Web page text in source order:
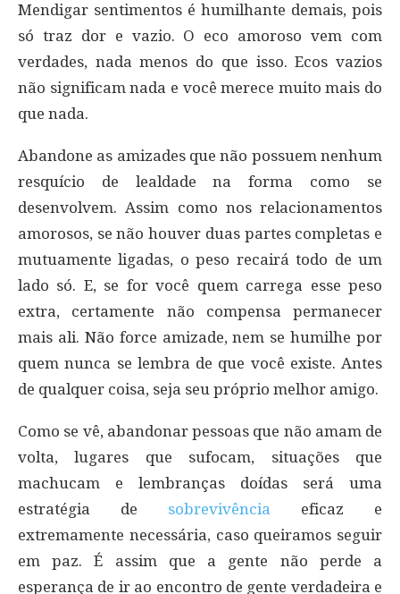
Mendigar sentimentos é humilhante demais, pois
só traz dor e vazio. O eco amoroso vem com
verdades, nada menos do que isso. Ecos vazios
não significam nada e você merece muito mais do
que nada.
Abandone as amizades que não possuem nenhum
resquício de lealdade na forma como se
desenvolvem. Assim como nos relacionamentos
amorosos, se não houver duas partes completas e
mutuamente ligadas, o peso recairá todo de um
lado só. E, se for você quem carrega esse peso
extra, certamente não compensa permanecer
mais ali. Não force amizade, nem se humilhe por
quem nunca se lembra de que você existe. Antes
de qualquer coisa, seja seu próprio melhor amigo.
Como se vê, abandonar pessoas que não amam de
volta, lugares que sufocam, situações que
machucam e lembranças doídas será uma
estratégia de sobrevivência eficaz e
extremamente necessária, caso queiramos seguir
em paz. É assim que a gente não perde a
esperança de ir ao encontro de gente verdadeira e